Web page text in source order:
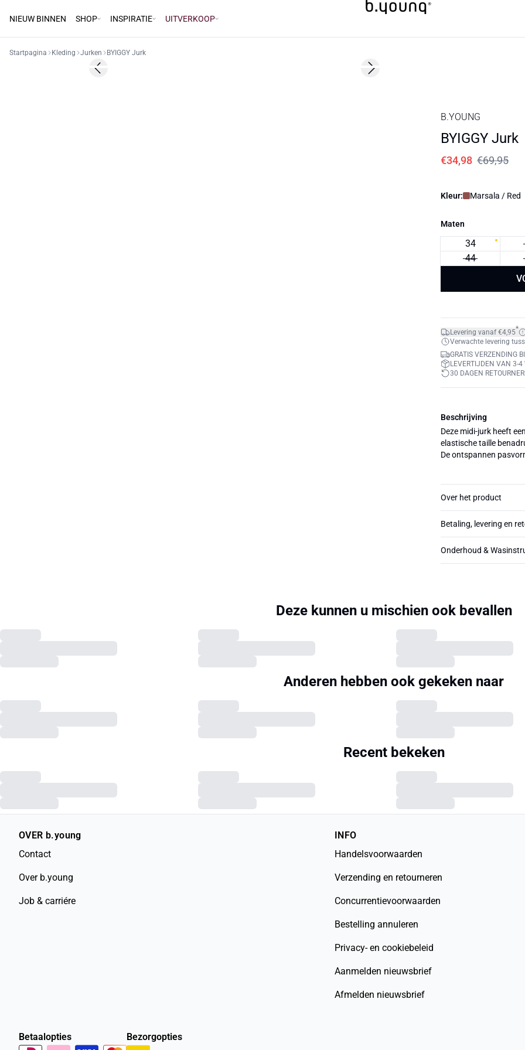
NIEUW BINNEN SHOP INSPIRATIE UITVERKOOP
Startpagina Kleding Jurken BYIGGY Jurk
50%Previous slide Next slide
B.YOUNG
BYIGGY Jurk
€34,98 €69,95
Kleur: Marsala / Red
Maten
34
44
Levering vanaf €4,95*
Verwachte levering
GRATIS VERZENDING
LEVERTIJDEN VAN 3-4
30 DAGEN
Beschrijving
Deze midi-jurk heeft
elastische taille
De ontspannen
Over het product
Betaling, levering en
Onderhoud &
Deze kunnen u mischien ook bevallen
Anderen hebben ook gekeken naar
Recent bekeken
OVER b.young
Contact
Over b.young
Job & carriére
INFO
Handelsvoorwaarden
Verzending en retourneren
Concurrentievoorwaarden
Bestelling annuleren
Privacy- en cookiebeleid
Aanmelden nieuwsbrief
Afmelden nieuwsbrief
Betaalopties Bezorgopties